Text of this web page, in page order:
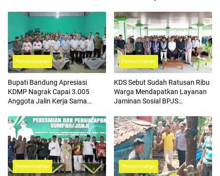
Pemerintahan
Bupati Bandung Apresiasi
KDMP Nagrak Capai 3.005
Anggota Jalin Kerja Sama
Pemerintahan
KDS Sebut Sudah Ratusan Ribu
Warga Mendapatkan Layanan
Jaminan Sosial BPJS
Pemerintahan Pemerintahan